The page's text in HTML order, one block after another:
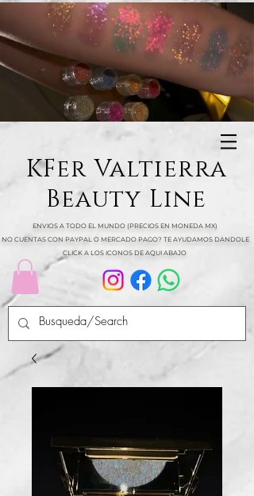
KFer Valtierra
Beauty Line
ENVIOS A TODO EL MUNDO (PRECIOS EN MONEDA MX)
NO CUENTAS CON PAYPAL O MERCADO PAGO? TE AYUDAMOS DANDOLE
CLICK A LOS ICONOS DE AQUI ABAJO